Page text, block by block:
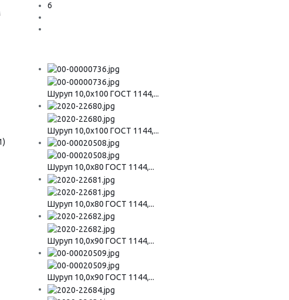
6
Шуруп 10,0х100 ГОСТ 1144,...
Шуруп 10,0х100 ГОСТ 1144,...
Шуруп 10,0х80 ГОСТ 1144,...
Шуруп 10,0х80 ГОСТ 1144,...
Шуруп 10,0х90 ГОСТ 1144,...
Шуруп 10,0х90 ГОСТ 1144,...